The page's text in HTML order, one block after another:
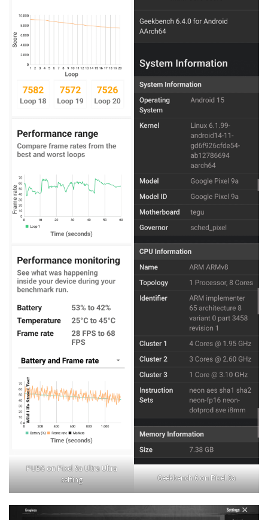
PUBG on Pixel 9a Ultra Ultra
setting
Geekbench 6 on Pixel 9a